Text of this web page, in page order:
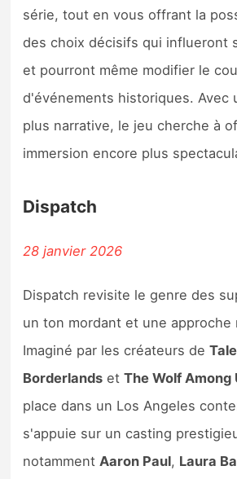
série, tout en vous offrant la
des choix décisifs qui influeront
et pourront même modifier le
d'événements historiques. Avec
plus narrative, le jeu cherche à
immersion encore plus
Dispatch
28 janvier 2026
Dispatch revisite le genre des
un ton mordant et une approche
Imaginé par les créateurs de
Borderlands etThe Wolf Among
place dans un Los Angeles
s'appuie sur un casting
notamment Aaron Paul, Laura